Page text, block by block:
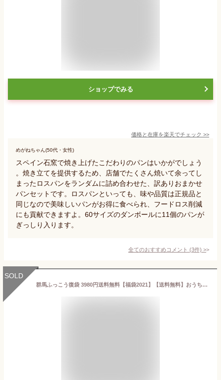
ショップでみる
価格と在庫を楽天でチェック >>
めがねちゃん(50代・女性)
スペイン石窯で焼き上げたこだわりのパンはいかがでしょう
。焼き立てを提供するため、店舗でたくさん焼いて余ってし
まったロスパンをランダムに詰め合わせた、訳ありおまかせ
パンセットです。ロスパンといっても、味や品質は正規品と
同じなので美味しいパンがお得に食べられ、フードロス削減
にも貢献できますよ。60サイズのダンボールに11個のパンが
ぎっしり入ります。
全てのおすすめコメント (3件) >
SOLD
群馬ふっこう復袋 3980円送料無料【福袋2021】【送料無料】おうちdeぐんま